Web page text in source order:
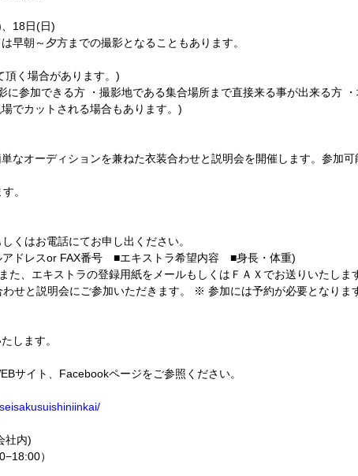
18日(日)
早朝～夕方までの撮影となることもあります。
頂く場合があります。)
に参加できる方 ・撮影地である集合場所まで直接来る事が出来る方
でカットされる場合もあります。)
なオーディションを兼ねた衣装合わせと説明会を開催します。参加
。
くはお電話にてお申し出ください。
ドレスor FAX番号 ■エキストラ希望内容 ■身長・体重)
、エキストラの登録用紙をメールもしくはＦＡＸでお送りいたしま
せと説明会にご参加いただきます。 ※ 参加には予約が必要となり
します。
サイト、Facebookページをご参照ください。
社内)
）